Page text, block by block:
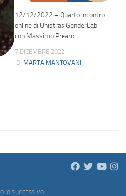
12/12/2022 – Quarto incontro
online di UnistrasiGenderLab
con Massimo Prearo
7 DICEMBRE 2022
DI MARTA MANTOVANI
SUCCESSIVO